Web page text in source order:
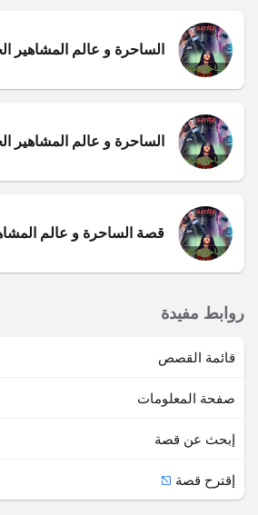
الساحرة و عالم المشاهير
الساحرة و عالم المشاهير
قصة الساحرة و عالم
روابط مفيدة
قائمة القصص
صفحة المعلومات
إبحث عن قصة
إقترح قصة